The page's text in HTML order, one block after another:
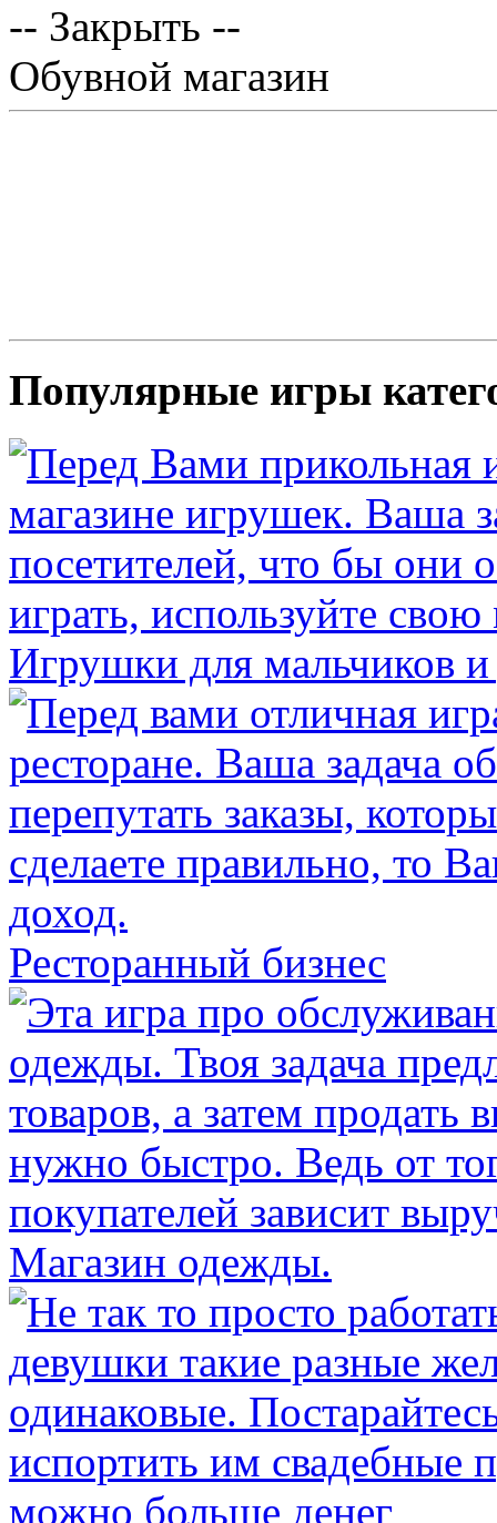
-- Закрыть --
Обувной магазин
Популярные игры
Игрушки для мальчиков и
Ресторанный бизнес
Магазин одежды.